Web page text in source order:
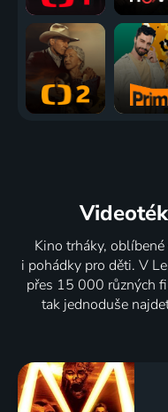
Kino trháky,
i pohádky pro děti. V
přes 15 000 různých
tak jednoduše